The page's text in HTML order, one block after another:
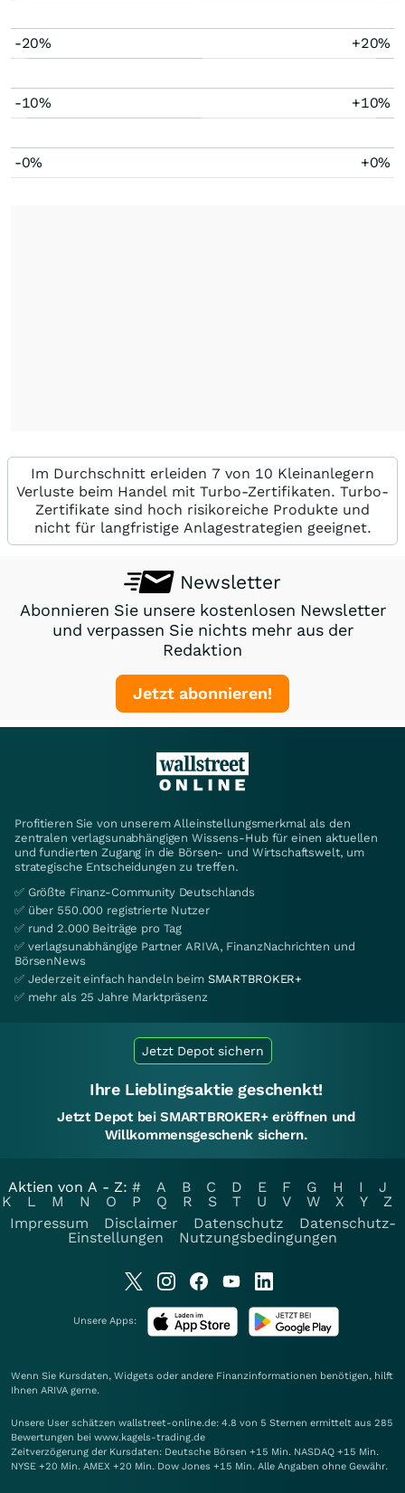
-20% +20%
-10% +10%
-0% +0%
Im Durchschnitt erleiden 7 von 10 Kleinanlegern
Verluste beim Handel mit Turbo-Zertifikaten. Turbo-
Zertifikate sind hoch risikoreiche Produkte und
nicht für langfristige Anlagestrategien geeignet.
Newsletter
Abonnieren Sie unsere kostenlosen Newsletter
und verpassen Sie nichts mehr aus der
Redaktion
Jetzt abonnieren!
Profitieren Sie von unserem Alleinstellungsmerkmal als den
zentralen verlagsunabhängigen Wissens-Hub für einen aktuellen
und fundierten Zugang in die Börsen- und Wirtschaftswelt, um
strategische Entscheidungen zu treffen.
✅ Größte Finanz-Community Deutschlands
✅ über 550.000 registrierte Nutzer
✅ rund 2.000 Beiträge pro Tag
✅ verlagsunabhängige Partner ARIVA, FinanzNachrichten und
BörsenNews
✅ Jederzeit einfach handeln beim SMARTBROKER+
✅ mehr als 25 Jahre Marktpräsenz
Jetzt Depot sichern
Ihre Lieblingsaktie geschenkt!
Jetzt Depot bei SMARTBROKER+ eröffnen und
Willkommensgeschenk sichern.
Aktien von A - Z: # A B C D E F G H I
J
K
L M N O P Q R S T U V W X Y
Z
Impressum
Disclaimer Datenschutz
Datenschutz-
Einstellungen
Nutzungsbedingungen
Unsere Apps:
Wenn Sie Kursdaten, Widgets oder andere Finanzinformationen benötigen, hilft
Ihnen ARIVA gerne.
Unsere User schätzen wallstreet-online.de: 4.8 von 5 Sternen ermittelt aus 285
Bewertungen bei www.kagels-trading.de
Zeitverzögerung der Kursdaten: Deutsche Börsen +15 Min. NASDAQ +15 Min.
NYSE +20 Min. AMEX +20 Min. Dow Jones +15 Min. Alle Angaben ohne Gewähr.